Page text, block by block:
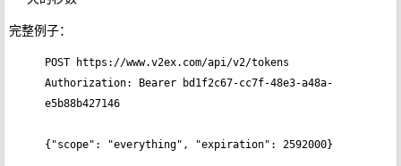
完整例子：
POST https://www.v2ex.com/api/v2/tokens
Authorization: Bearer bd1f2c67-cc7f-48e3-a48a-
e5b88b427146